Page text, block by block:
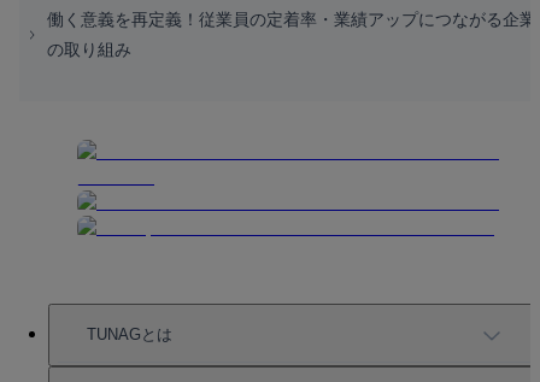
働く意義を再定義！従業員の定着率・業績アップにつながる企業
の取り組み
TUNAGとは